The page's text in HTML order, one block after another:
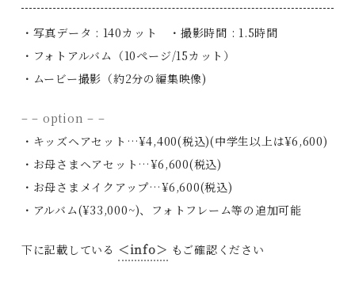
・写真データ : 140カット ・撮影時間 : 1.5時間
・フォトアルバム（10ページ/15カット）
・ムービー撮影（約2分の編集映像)
– – option – –
・キッズヘアセット…¥4,400(税込)(中学生以上は¥6,600)
・お母さまヘアセット…¥6,600(税込)
・お母さまメイクアップ…¥6,600(税込)
・アルバム(¥33,000~)、フォトフレーム等の追加可能
下に記載している ＜info＞ もご確認ください